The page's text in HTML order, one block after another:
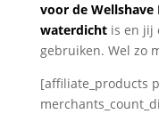
voor de Wellshave
waterdichtis en jij
gebruiken. Wel zo
[affiliate_products